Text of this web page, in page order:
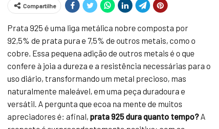
Compartilhe
Prata 925 é uma liga metálica nobre composta por
92,5% de prata pura e 7,5% de outros metais, como o
cobre. Essa pequena adição de outros metais é o que
confere à joia a dureza e a resistência necessárias para o
uso diário, transformando um metal precioso, mas
naturalmente maleável, em uma peça duradoura e
versátil. A pergunta que ecoa na mente de muitos
apreciadores é: afinal, prata 925 dura quanto tempo? A